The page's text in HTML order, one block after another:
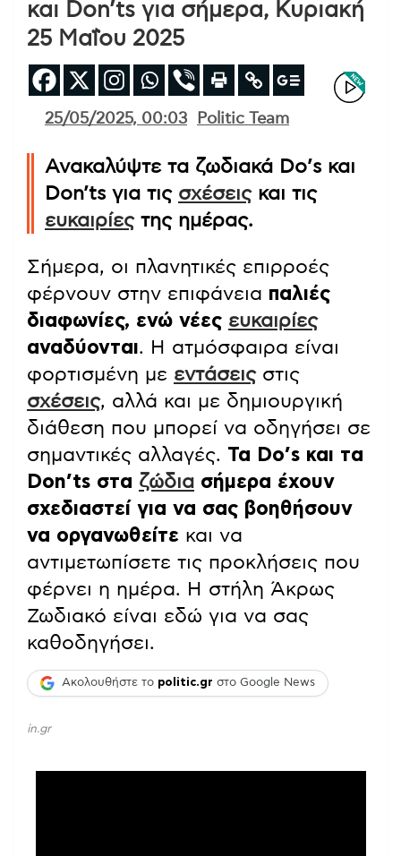
και Don’ts για σήμερα, Κυριακή
25 Μαΐου 2025
25/05/2025, 00:03 Politic Team
Ανακαλύψτε τα ζωδιακά Do’s και
Don’ts για τις σχέσειςκαι τις
ευκαιρίεςτης ημέρας.
Σήμερα, οι πλανητικές επιρροές
φέρνουν στην επιφάνεια παλιές
διαφωνίες, ενώ νέες ευκαιρίες
αναδύονται. Η ατμόσφαιρα είναι
φορτισμένη με εντάσειςστις
σχέσεις, αλλά και με δημιουργική
διάθεση που μπορεί να οδηγήσει σε
σημαντικές αλλαγές. Τα Do’s και τα
Don’ts στα ζώδια σήμερα έχουν
σχεδιαστεί για να σας βοηθήσουν
να οργανωθείτε και να
αντιμετωπίσετε τις προκλήσεις που
φέρνει η ημέρα. Η στήλη Άκρως
Ζωδιακό είναι εδώ για να σας
καθοδηγήσει.
Ακολουθήστε το politic.gr στο Google News
in.gr